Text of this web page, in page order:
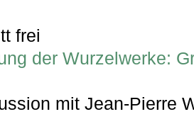
frei
der Wurzelwerke:
mit Jean-Pierre